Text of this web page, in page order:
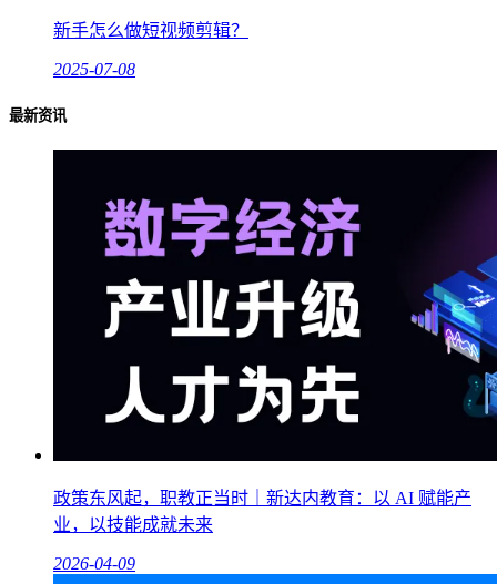
新手怎么做短视频剪辑？
2025-07-08
最新资讯
政策东风起，职教正当时｜新达内教育：以 AI 赋能产
业，以技能成就未来
2026-04-09